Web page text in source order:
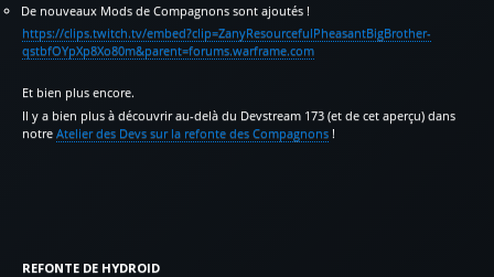
De nouveaux Mods de Compagnons sont ajoutés !
https://clips.twitch.tv/embed?clip=ZanyResourcefulPheasantBigBrother-
qstbfOYpXp8Xo80m&parent=forums.warframe.com
Et bien plus encore.
Il y a bien plus à découvrir au-delà du Devstream 173 (et de cet aperçu) dans
notre Atelier des Devs sur la refonte des Compagnons !
REFONTE DE HYDROID